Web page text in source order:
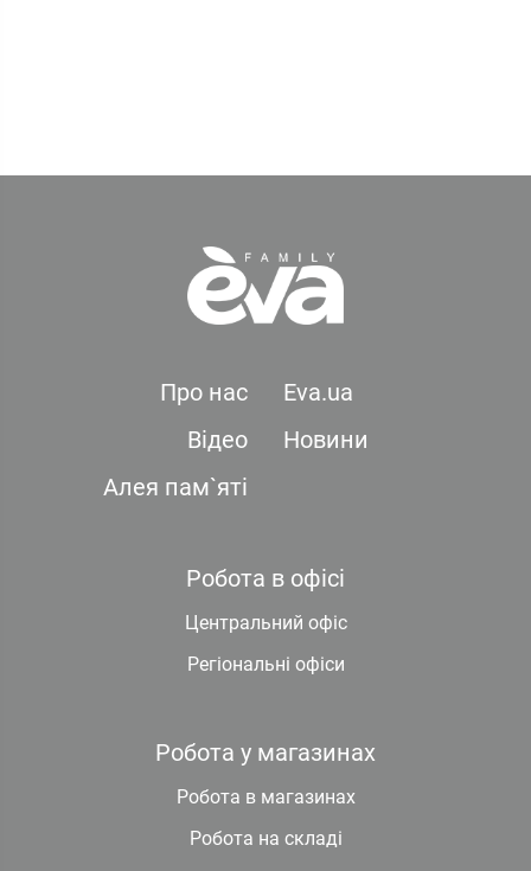
Про нас
Eva.ua
Відео
Новини
Алея пам`яті
Робота в офісі
Центральний офіс
Регіональні офіси
Робота у магазинах
Робота в магазинах
Робота на складі